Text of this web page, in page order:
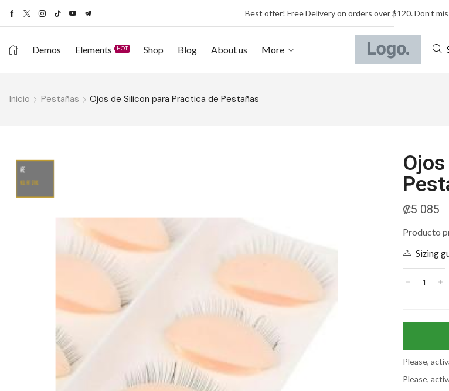
Best offer! Free Delivery on orders over $120. Don’t
Demos Elements HOT Shop Blog About us More
Inicio Pestañas Ojos de Silicon para Practica de Pestañas
₡5 085
Producto
Sizing
Please,
Please,